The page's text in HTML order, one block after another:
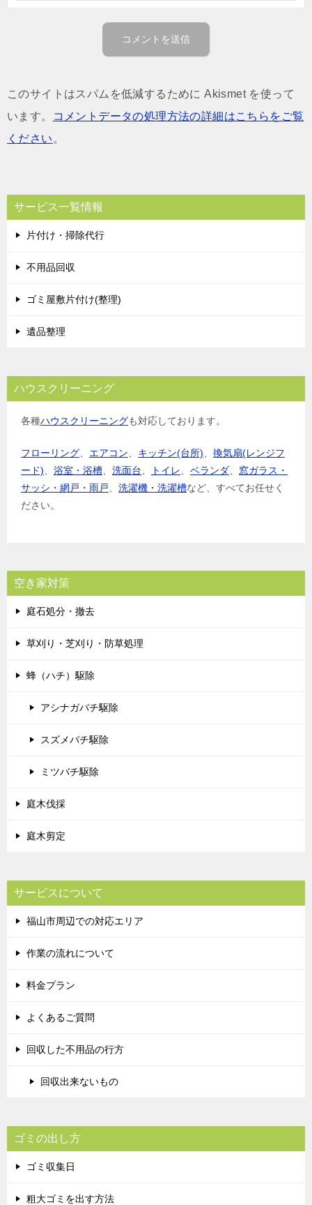
このサイトはスパムを低減するために Akismet を使って
います。
コメントデータの処理方法の詳細はこちらをご覧
ください 。
サービス一覧情報
片付け・掃除代行
不用品回収
ゴミ屋敷片付け(整理)
遺品整理
ハウスクリーニング
各種ハウスクリーニングも対応しております。
フローリング エアコン キッチン(台所)
換気扇(レンジフ
ード)
浴室・浴槽 洗面台 トイレ ベランダ
窓ガラス・
サッシ・網戸・雨戸
洗濯機・洗濯槽など、すべてお任せく
ださい。
空き家対策
庭石処分・撤去
草刈り・芝刈り・防草処理
蜂（ハチ）駆除
アシナガバチ駆除
スズメバチ駆除
ミツバチ駆除
庭木伐採
庭木剪定
サービスについて
福山市周辺での対応エリア
作業の流れについて
料金プラン
よくあるご質問
回収した不用品の行方
回収出来ないもの
ゴミの出し方
ゴミ収集日
粗大ゴミを出す方法